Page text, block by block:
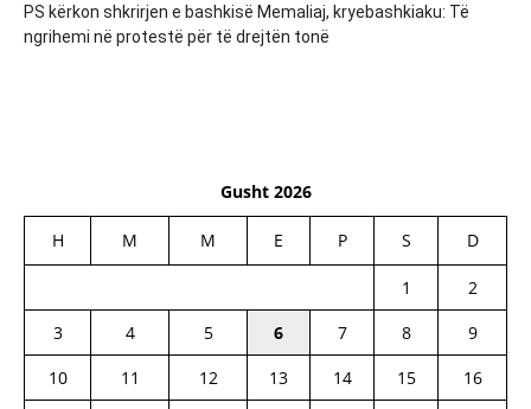
PS kërkon shkrirjen e bashkisë Memaliaj, kryebashkiaku: Të
ngrihemi në protestë për të drejtën tonë
Gusht 2026
H M M E P S D
1
2
3
4 5 6 7 8
9
10
11 12 13 14 15
16